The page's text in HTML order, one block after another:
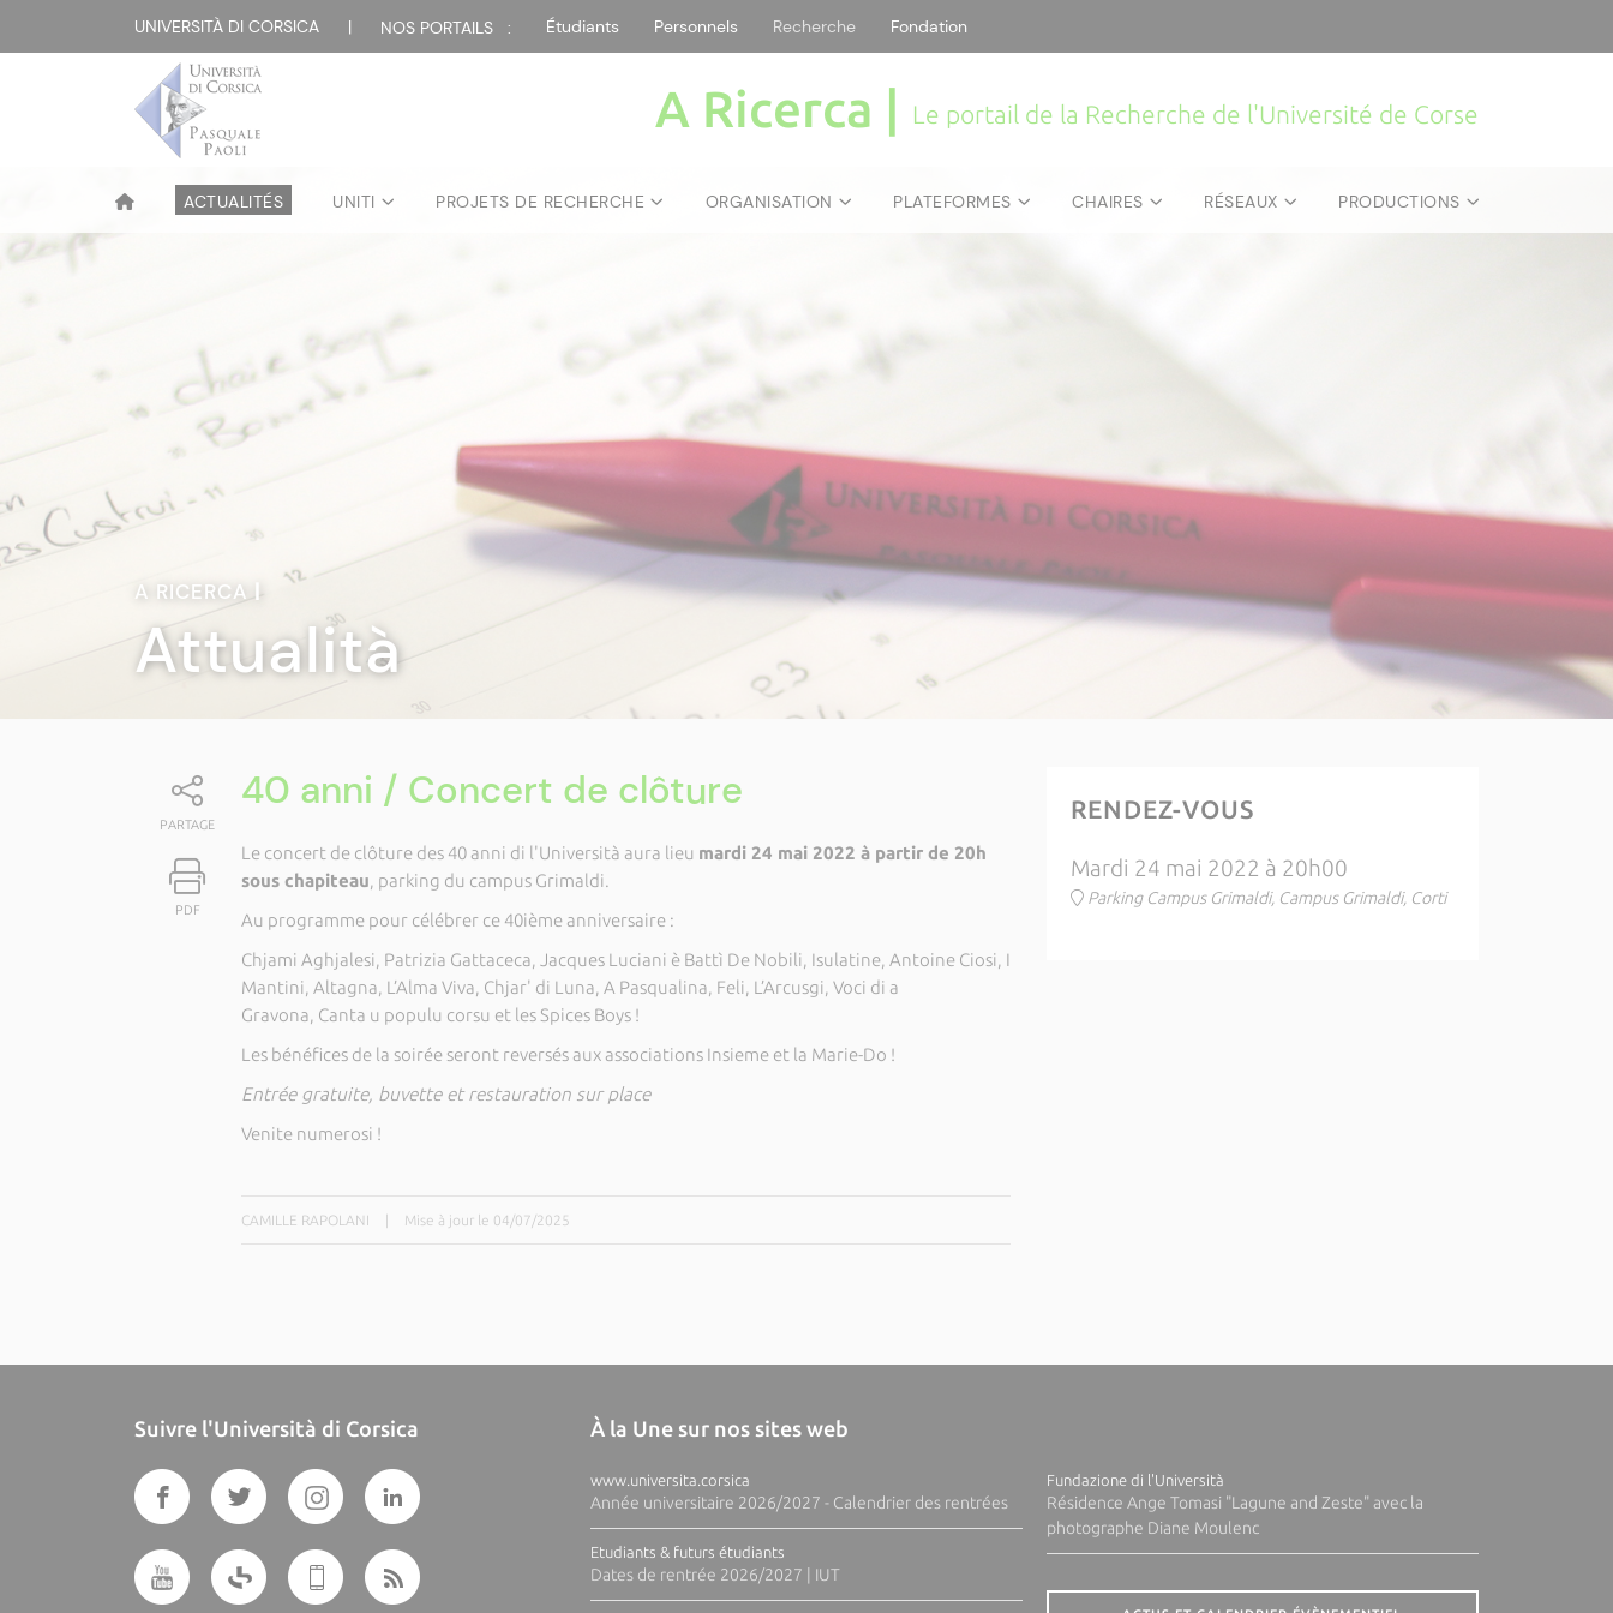
UNIVERSITÀ DI CORSICA | NOS PORTAILS : Étudiants Personnels Recherche Fondation
A Ricerca | Le portail de la Recherche de l'Université de Corse
ACTUALITÉS UNITI PROJETS DE RECHERCHE ORGANISATION PLATEFORMES CHAIRES RÉSEAUX PRODUCTIONS
A RICERCA|
Attualità
PARTAGE
PDF
40 anni / Concert de clôture
Le concert de clôture des 40 anni di l'Università aura lieu mardi 24 mai 2022 à partir de 20h
sous chapiteau, parking du campus Grimaldi.
Au programme pour célébrer ce 40ième anniversaire :
Chjami Aghjalesi, Patrizia Gattaceca, Jacques Luciani è Battì De Nobili, Isulatine, Antoine Ciosi, I
Mantini, Altagna, L’Alma Viva, Chjar' di Luna, A Pasqualina, Feli, L’Arcusgi, Voci di a
Gravona, Canta u populu corsu et les Spices Boys !
Les bénéfices de la soirée seront reversés aux associations Insieme et la Marie-Do !
Entrée gratuite, buvette et restauration sur place
Venite numerosi !
CAMILLE RAPOLANI Mise à jour le 04/07/2025
RENDEZ-VOUS
Mardi 24 mai 2022 à 20h00
Parking Campus Grimaldi, Campus Grimaldi, Corti
Suivre l'Università di Corsica À la Une sur nos sites web
www.universita.corsica
Année universitaire 2026/2027 - Calendrier des rentrées
Etudiants & futurs étudiants
Dates de rentrée 2026/2027 | IUT
Fundazione di l'Università
Résidence Ange Tomasi "Lagune and Zeste" avec la
photographe Diane Moulenc